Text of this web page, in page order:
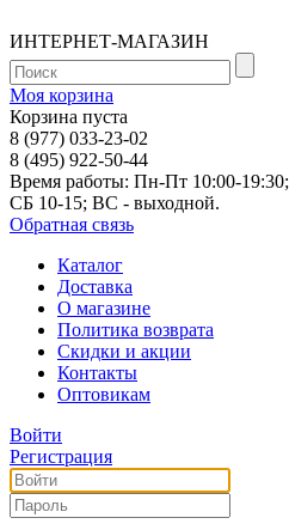
ИНТЕРНЕТ-МАГАЗИН
Моя корзина
Корзина пуста
8 (977) 033-23-02
8 (495) 922-50-44
Время работы: Пн-Пт 10:00-19:30;
СБ 10-15; ВС - выходной.
Обратная связь
Каталог
Доставка
О магазине
Политика возврата
Скидки и акции
Контакты
Оптовикам
Войти
Регистрация